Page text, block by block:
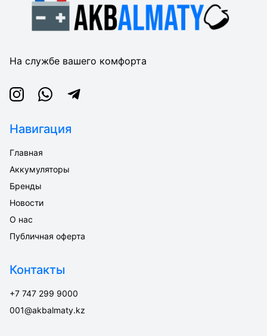
На службе вашего комфорта
InstagramWhatsappTelegram
Навигация
Главная
Аккумуляторы
Бренды
Новости
О нас
Публичная оферта
Контакты
+7 747 299 9000
001@akbalmaty.kz